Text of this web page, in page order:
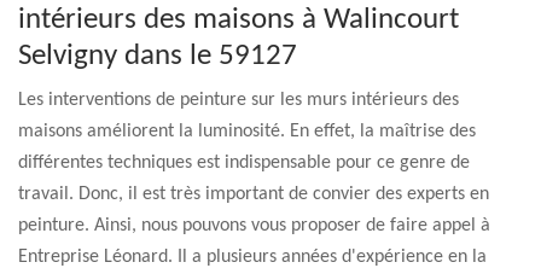
intérieurs des maisons à Walincourt
Selvigny dans le 59127
Les interventions de peinture sur les murs intérieurs des
maisons améliorent la luminosité. En effet, la maîtrise des
différentes techniques est indispensable pour ce genre de
travail. Donc, il est très important de convier des experts en
peinture. Ainsi, nous pouvons vous proposer de faire appel à
Entreprise Léonard. Il a plusieurs années d'expérience en la